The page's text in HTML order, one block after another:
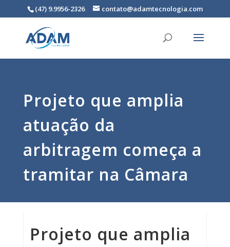
(47) 9.9956-2326 contato@adamtecnologia.com
Projeto que amplia
atuação da
arbitragem começa a
tramitar na Câmara
Projeto que amplia